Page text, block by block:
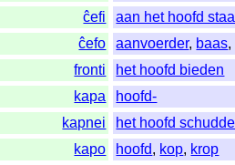
ĉefi
aan het hoofd
ĉefo
aanvoerder, baas,
fronti
het hoofd bieden
kapa
hoofd-
kapnei
het hoofd
kapo
hoofd, kop, krop